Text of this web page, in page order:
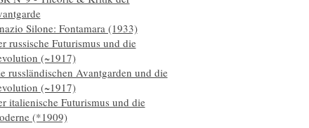
Silone: Fontamara (1933)
russische Futurismus und die
(~1917)
russländischen Avantgarden und die
(~1917)
italienische Futurismus und die
(*1909)